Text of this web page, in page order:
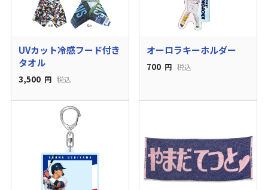
UVカット冷感フード付き
タオル
3,500 円 税込
オーロラキーホルダー
700 円 税込